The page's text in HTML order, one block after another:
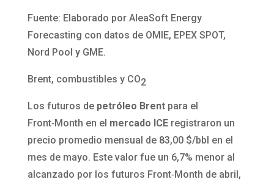
Fuente: Elaborado por AleaSoft Energy
Forecasting con datos de OMIE, EPEX SPOT,
Nord Pool y GME.
Brent, combustibles y CO2
Los futuros de petróleo Brentpara el
Front‑Month en el mercado ICEregistraron un
precio promedio mensual de 83,00 $/bbl en el
mes de mayo. Este valor fue un 6,7% menor al
alcanzado por los futuros Front‑Month de abril,